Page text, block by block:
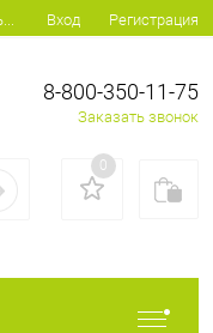
Вход Регистрация
8-800-350-11-75
Заказать звонок
0